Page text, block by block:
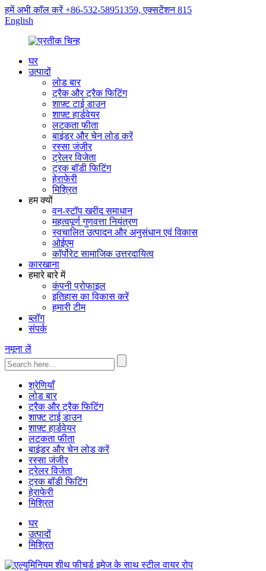
हमें अभी कॉल करें +86-532-58951359, एक्सटेंशन 815
English
घर
उत्पादों
लोड बार
ट्रैक और ट्रैक फिटिंग
शाफ़्ट टाई डाउन
शाफ़्ट हार्डवेयर
लटकता फीता
बाइंडर और चेन लोड करें
रस्सा जंजीर
ट्रेलर विजेता
ट्रक बॉडी फिटिंग
हेराफेरी
मिश्रित
हम क्यों
वन-स्टॉप खरीद समाधान
महत्वपूर्ण गुणवत्ता नियंत्रण
स्वचालित उत्पादन और अनुसंधान एवं विकास
ओईएम
कॉर्पोरेट सामाजिक उत्तरदायित्व
कारखाना
हमारे बारे में
कंपनी प्रोफाइल
इतिहास का विकास करें
हमारी टीम
ब्लॉग
संपर्क
नमूना लें
श्रेणियाँ
लोड बार
ट्रैक और ट्रैक फिटिंग
शाफ़्ट टाई डाउन
शाफ़्ट हार्डवेयर
लटकता फीता
बाइंडर और चेन लोड करें
रस्सा जंजीर
ट्रेलर विजेता
ट्रक बॉडी फिटिंग
हेराफेरी
मिश्रित
घर
उत्पादों
मिश्रित